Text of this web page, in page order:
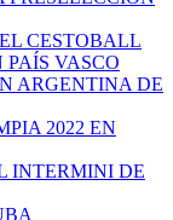
CESTOBALL
VASCO
ARGENTINA DE
2022 EN
INTERMINI DE